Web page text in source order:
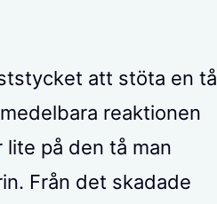
att stöta en tå
reaktionen
på den tå man
Från det skadade